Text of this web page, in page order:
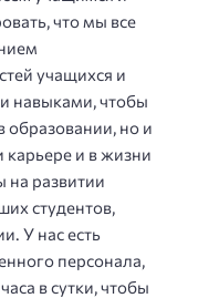
что мы все
учащихся и
навыками, чтобы
образовании, но и
карьере и в жизни
развитии
студентов,
У нас есть
персонала,
в сутки, чтобы